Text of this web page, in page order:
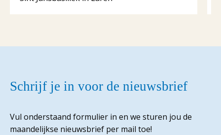
Schrijf je in voor de nieuwsbrief
Vul onderstaand formulier in en we sturen jou de
maandelijkse nieuwsbrief per mail toe!